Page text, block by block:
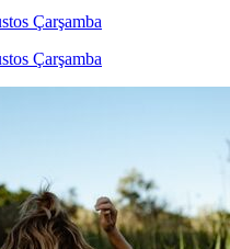
Çarşamba
Çarşamba